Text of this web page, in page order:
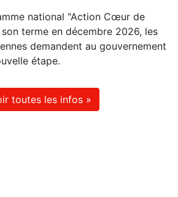
national "Action Cœur de
terme en décembre 2026, les
demandent au gouvernement
étape.
toutes les infos »